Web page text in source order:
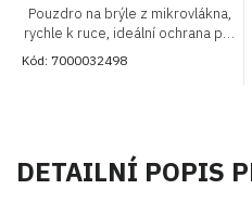
Pouzdro na brýle z mikrovlákna,
rychle k ruce, ideální ochrana pro
Vaše brýle, když je právě
Kód: 7000032498
DETAILNÍ POPIS